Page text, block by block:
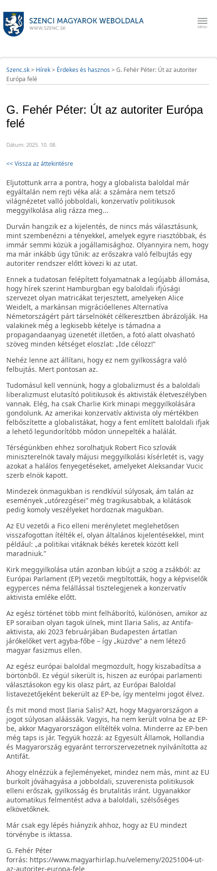
Szenc.sk> Hírek> Érdekes és hasznos > G. Fehér Péter: Út az autoriter
Európa felé
G. Fehér Péter: Út az autoriter Európa
felé
Dátum: 2025. 10. 08.
<< Vissza az áttekintésre
Eljutottunk arra a pontra, hogy a globalista baloldal már
egyáltalán nem rejti véka alá: a számára nem tetsző
világnézetet valló jobboldali, konzervatív politikusok
meggyilkolása alig rázza meg...
Durván hangzik ez a kijelentés, de nincs más választásunk,
mint szembenézni a tényekkel, amelyek egyre riasztóbbak, és
immár semmi közük a jogállamisághoz. Olyannyira nem, hogy
ma már inkább úgy tűnik: az erőszakra való felbujtás egy
autoriter rendszer előtt kövezi ki az utat.
Ennek a tudatosan felépített folyamatnak a legújabb állomása,
hogy hírek szerint Hamburgban egy baloldali ifjúsági
szervezet olyan matricákat terjesztett, amelyeken Alice
Weidelt, a markánsan migrációellenes Alternatíva
Németországért párt társelnökét célkeresztben ábrázolják. Ha
valakinek még a legkisebb kételye is támadna a
propagandaanyag üzenetét illetően, a fotó alatt olvasható
szöveg minden kétséget eloszlat: „Ide célozz!”
Nehéz lenne azt állítani, hogy ez nem gyilkosságra való
felbujtás. Mert pontosan az.
Tudomásul kell vennünk, hogy a globalizmust és a baloldali
liberalizmust elutasító politikusok és aktivisták életveszélyben
vannak. Elég, ha csak Charlie Kirk minapi meggyilkolására
gondolunk. Az amerikai konzervatív aktivista oly mértékben
felbőszítette a globalistákat, hogy a fent említett baloldali ifjak
a lehető legundorítóbb módon ünnepelték a halálát.
Térségünkben ehhez sorolhatjuk Robert Fico szlovák
miniszterelnök tavaly májusi meggyilkolási kísérletét is, vagy
azokat a halálos fenyegetéseket, amelyeket Aleksandar Vucic
szerb elnök kapott.
Mindezek önmagukban is rendkívül súlyosak, ám talán az
események „utórezgései” még tragikusabbak, a kilátások
pedig komoly veszélyeket hordoznak magukban.
Az EU vezetői a Fico elleni merényletet meglehetősen
visszafogottan ítélték el, olyan általános kijelentésekkel, mint
például: „a politikai vitáknak békés keretek között kell
maradniuk.”
Kirk meggyilkolása után azonban kibújt a szög a zsákból: az
Európai Parlament (EP) vezetői megtiltották, hogy a képviselők
egyperces néma felállással tisztelegjenek a konzervatív
aktivista emléke előtt.
Az egész történet több mint felháborító, különösen, amikor az
EP soraiban olyan tagok ülnek, mint Ilaria Salis, az Antifa-
aktivista, aki 2023 februárjában Budapesten ártatlan
járókelőket vert agyba-főbe – így „küzdve” a nem létező
magyar fasizmus ellen.
Az egész európai baloldal megmozdult, hogy kiszabadítsa a
börtönből. Ez végül sikerült is, hiszen az európai parlamenti
választásokon egy kis olasz párt, az Európai Baloldal
listavezetőjeként bekerült az EP-be, így mentelmi jogot élvez.
És mit mond most Ilaria Salis? Azt, hogy Magyarországon a
jogot súlyosan aláássák. Vagyis, ha nem került volna be az EP-
be, akkor Magyarországon elítélték volna. Minderre az EP-ben
még taps is jár. Tegyük hozzá: az Egyesült Államok, Hollandia
és Magyarország egyaránt terrorszervezetnek nyilvánította az
Antifát.
Ahogy elnézzük a fejleményeket, mindez nem más, mint az EU
burkolt jóváhagyása a jobboldali, szuverenista politikusok
elleni erőszak, gyilkosság és brutalitás iránt. Ugyanakkor
automatikus felmentést adva a baloldali, szélsőséges
elkövetőknek.
Már csak egy lépés hiányzik ahhoz, hogy az EU mindezt
törvénybe is iktassa.
G. Fehér Péter
forrás: https://www.magyarhirlap.hu/velemeny/20251004-ut-
az-autoriter-europa-fele